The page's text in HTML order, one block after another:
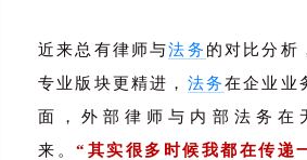
近来总有律师与法务 的对比分析
专业版块更精进， 法务在企业业
面，外部律师与内部法务在
来。“其实很多时候我都在传递